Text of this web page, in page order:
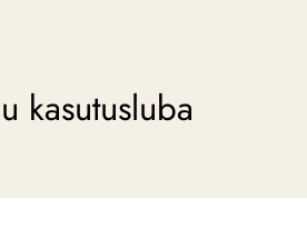
kasutusluba